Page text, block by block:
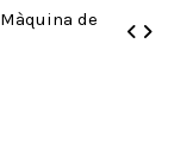
Màquina de